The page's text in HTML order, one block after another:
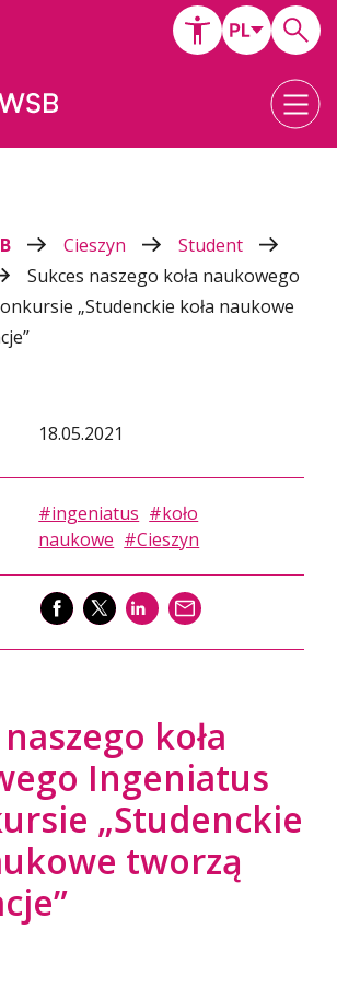
Cieszyn
Student
Sukces naszego koła naukowego
„Studenckie koła naukowe
18.05.2021
#ingeniatus #koło
naukowe #Cieszyn
SHARE SHARE SHARE
koła
Ingeniatus
„Studenckie
tworzą